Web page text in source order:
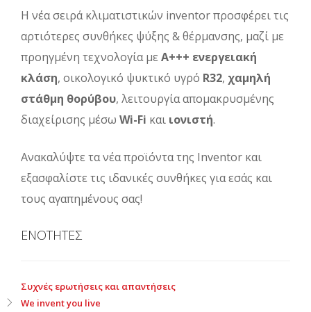
Η νέα σειρά κλιματιστικών inventor προσφέρει τις
αρτιότερες συνθήκες ψύξης & θέρμανσης, μαζί με
προηγμένη τεχνολογία με Α+++ ενεργειακή
κλάση, οικολογικό ψυκτικό υγρό R32, χαμηλή
στάθμη θορύβου, λειτουργία απομακρυσμένης
διαχείρισης μέσω Wi-Fi και ιονιστή.
Ανακαλύψτε τα νέα προϊόντα της Inventor και
εξασφαλίστε τις ιδανικές συνθήκες για εσάς και
τους αγαπημένους σας!
ΕΝΟΤΗΤΕΣ
Συχνές ερωτήσεις και απαντήσεις
We invent you live